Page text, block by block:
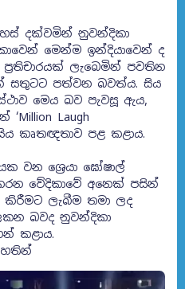
දක්වමින් නුවන්දිකා
මෙන්ම ඉන්දියාවෙන් ද
ලැබෙමින් පවතින
සතුටට පත්වන බවත්ය. සිය
මෙය බව පැවසූ ඇය,
Laugh
කෘතඥතාව පළ කළාය.
වන ශ්‍රෙයා ඝෝෂාල්
වේදිකාවේ අනෙක් පසින්
කිරීමට ලැබීම තමා ලද
බවද නුවන්දිකා
කළාය.